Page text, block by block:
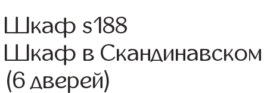
Шкаф s188
Шкаф в
(6 дверей)